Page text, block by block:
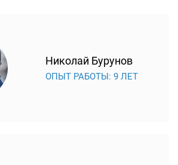
Николай Бурунов
ОПЫТ РАБОТЫ: 9 ЛЕТ